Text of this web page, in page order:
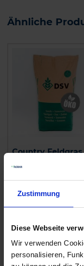
Zustimmung
Diese Webseite
Wir verwenden
personalisieren,
Ähnliche
Country Feldgras
4,92 € / kg
IN DEN